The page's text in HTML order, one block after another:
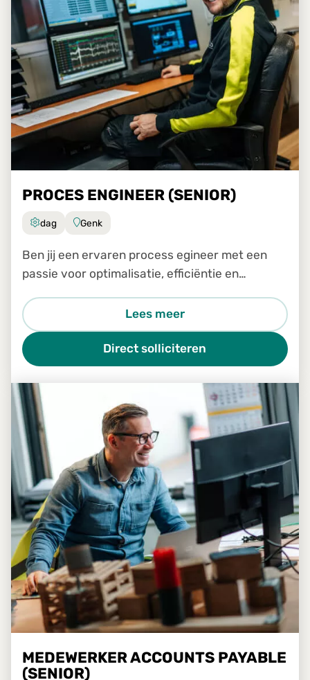
PROCES ENGINEER (SENIOR)
dag Genk
Ben jij een ervaren process egineer met een
passie voor optimalisatie, efficiëntie en
transformatieteam een sleutelrol spelen in het
analyseren, verbeteren e
Lees meer
Direct solliciteren
MEDEWERKER ACCOUNTS PAYABLE
(SENIOR)